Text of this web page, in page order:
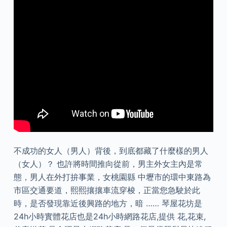
不成功的女人（男人）背後，到底都藏了什麼樣的男人
（女人）？ 也許將時間推向從前，男主外女主內是常
態，男人在外打拚事業，女桃園縣 中壢市的環中東路為
市區交通要道，熙熙攘攘車流穿梭，正當您急駛於此
時，是否發現靠近後興路的地方，暗 …… 琴屋花坊是
24h小時實體花店也是24h小時網路花店,提供 花,花束,